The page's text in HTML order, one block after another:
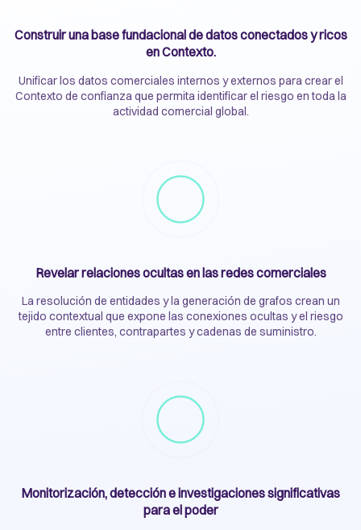
Construir una base fundacional de datos conectados y ricos
en Contexto.
Unificar los datos comerciales internos y externos para crear el
Contexto de confianza que permita identificar el riesgo en toda la
actividad comercial global.
Revelar relaciones ocultas en las redes comerciales
La resolución de entidades y la generación de grafos crean un
tejido contextual que expone las conexiones ocultas y el riesgo
entre clientes, contrapartes y cadenas de suministro.
Monitorización, detección e investigaciones significativas
para el poder